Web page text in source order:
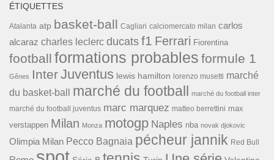
ÉTIQUETTES
Atalanta atp basket-ball Cagliari calciomercato milan carlos
alcaraz charles leclerc ducats f1 Ferrari Fiorentina
football formations probables formule 1
Gênes InterJuventus lewis hamilton lorenzo musetti marché
du basket-ball
marché du football marché du football inter
marché du football juventus marc marquez matteo berrettini max
verstappen Milan Monza motogp Naples nba novak djokovic
Olimpia Milan Pecco Bagnaia pécheur jannik Red Bull